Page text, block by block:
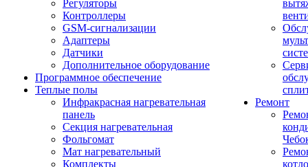
Регуляторы
Контроллеры
GSM-сигнализации
Адаптеры
Датчики
Дополнительное оборудование
Программное обеспечение
Теплые полы
Инфракрасная нагревательная
панель
Секция нагревательная
Фольгомат
Мат нагревательный
Комплекты
Ремонт